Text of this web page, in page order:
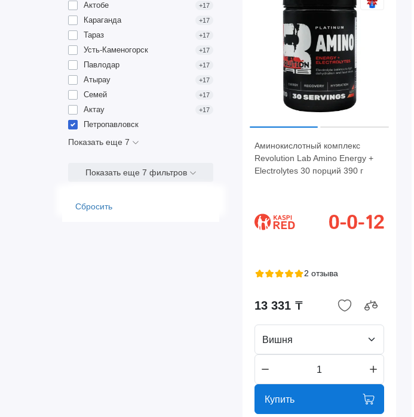
Актобе +17
Караганда +17
Тараз +17
Усть-Каменогорск +17
Павлодар +17
Атырау +17
Семей +17
Актау +17
Петропавловск
Показать еще 7
Показать еще 7 фильтров
Сбросить
Аминокислотный комплекс
Revolution Lab Amino Energy +
Electrolytes 30 порций 390 г
2 отзыва
13 331 ₸
Вишня
Купить